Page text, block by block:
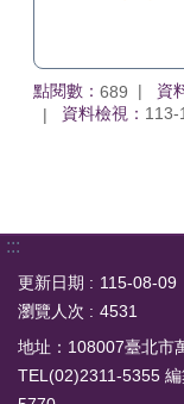
點閱數： 689 資
資料檢視： 113-
:::
更新日期
115-08-09
瀏覽人次
4531
地址：108007臺北市
TEL(02)2311-5355